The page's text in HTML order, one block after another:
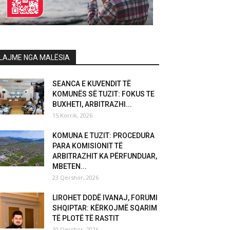
NGA MALËSIA
SEANCA E KUVENDIT TË
KOMUNËS SË TUZIT: FOKUS TE
BUXHETI, ARBITRAZHI...
15 Korrik, 2026
KOMUNA E TUZIT: PROCEDURA
PARA KOMISIONIT TË
ARBITRAZHIT KA PËRFUNDUAR,
MBETEN...
23 Qershor, 2026
LIROHET DODË IVANAJ, FORUMI
SHQIPTAR: KËRKOJMË SQARIM
TË PLOTË TË RASTIT